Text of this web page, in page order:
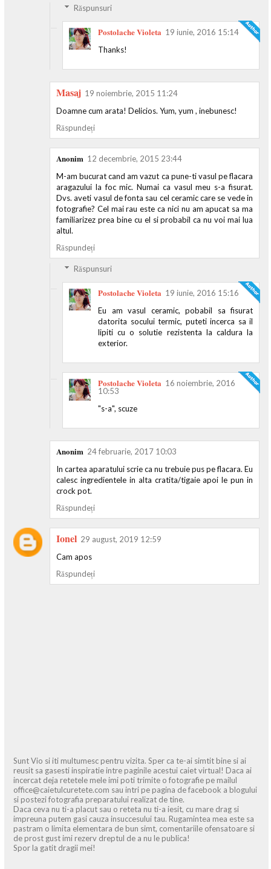
Răspunsuri
Postolache Violeta 19 iunie, 2016 15:14
Thanks!
Masaj 19 noiembrie, 2015 11:24
Doamne cum arata! Delicios. Yum, yum , inebunesc!
Răspundeți
Anonim 12 decembrie, 2015 23:44
M-am bucurat cand am vazut ca pune-ti vasul pe flacara
aragazului la foc mic. Numai ca vasul meu s-a fisurat.
Dvs. aveti vasul de fonta sau cel ceramic care se vede in
fotografie? Cel mai rau este ca nici nu am apucat sa ma
familiarizez prea bine cu el si probabil ca nu voi mai lua
altul.
Răspundeți
Răspunsuri
Postolache Violeta 19 iunie, 2016 15:16
Eu am vasul ceramic, pobabil sa fisurat
datorita socului termic, puteti incerca sa il
lipiti cu o solutie rezistenta la caldura la
exterior.
Postolache Violeta 16 noiembrie, 2016
10:53
"s-a", scuze
Anonim 24 februarie, 2017 10:03
In cartea aparatului scrie ca nu trebuie pus pe flacara. Eu
calesc ingredientele in alta cratita/tigaie apoi le pun in
crock pot.
Răspundeți
Ionel 29 august, 2019 12:59
Cam apos
Răspundeți
Sunt Vio si iti multumesc pentru vizita. Sper ca te-ai simtit bine si ai
reusit sa gasesti inspiratie intre paginile acestui caiet virtual! Daca ai
incercat deja retetele mele imi poti trimite o fotografie pe mailul
office@caietulcuretete.com sau intri pe pagina de facebook a blogului
si postezi fotografia preparatului realizat de tine.
Daca ceva nu ti-a placut sau o reteta nu ti-a iesit, cu mare drag si
impreuna putem gasi cauza insuccesului tau. Rugamintea mea este sa
pastram o limita elementara de bun simt, comentariile ofensatoare si
de prost gust imi rezerv dreptul de a nu le publica!
Spor la gatit dragii mei!